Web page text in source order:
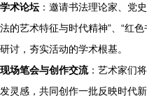
学术论坛：邀请书法理论家、党
法的艺术特征与时代精神”、“红
研讨，夯实活动的学术根基。
现场笔会与创作交流：艺术家们
发灵感，共同创作一批反映时代